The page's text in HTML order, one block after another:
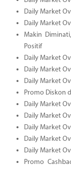
Daily Market
Daily Market
Makin
Positif
Daily Market
Daily Market
Daily Market
Promo Diskon
Daily Market
Daily Market
Daily Market
Daily Market
Daily Market
Promo